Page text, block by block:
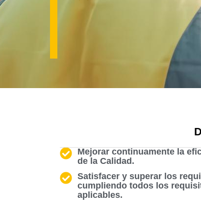
Mejorar continuamente la
de la Calidad.
Satisfacer y superar los
cumpliendo todos los
aplicables.